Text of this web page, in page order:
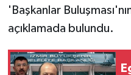
'Başkanlar
açıklamada bulundu.